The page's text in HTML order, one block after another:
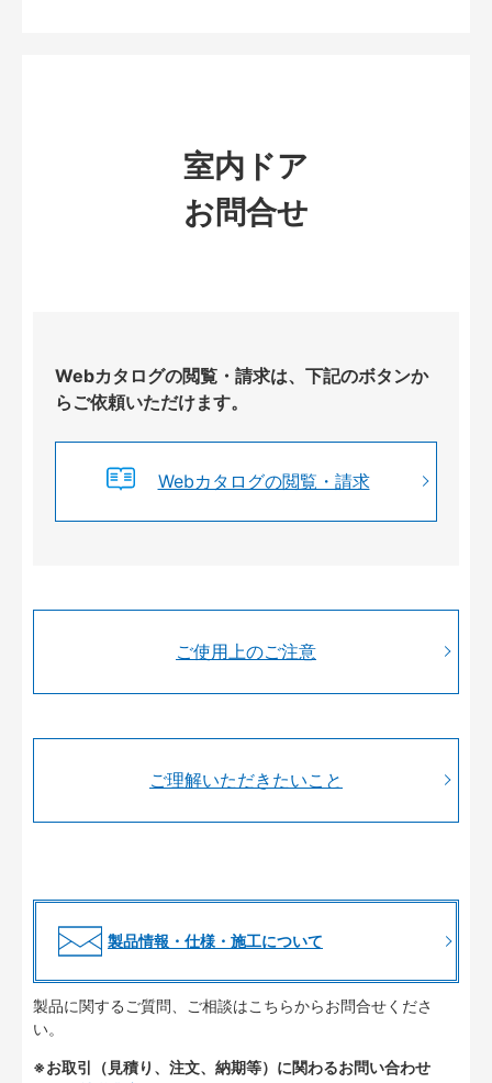
室内ドア
お問合せ
Webカタログの閲覧・請求は、下記のボタンか
らご依頼いただけます。
Webカタログの閲覧・請求
ご使用上のご注意
ご理解いただきたいこと
製品情報・仕様・施工について
製品に関するご質問、ご相談はこちらからお問合せくださ
い。
※お取引（見積り、注文、納期等）に関わるお問い合わせ